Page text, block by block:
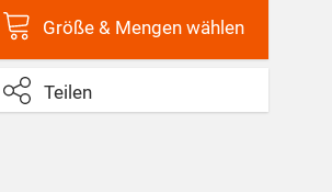
Größe & Mengen wählen
Teilen